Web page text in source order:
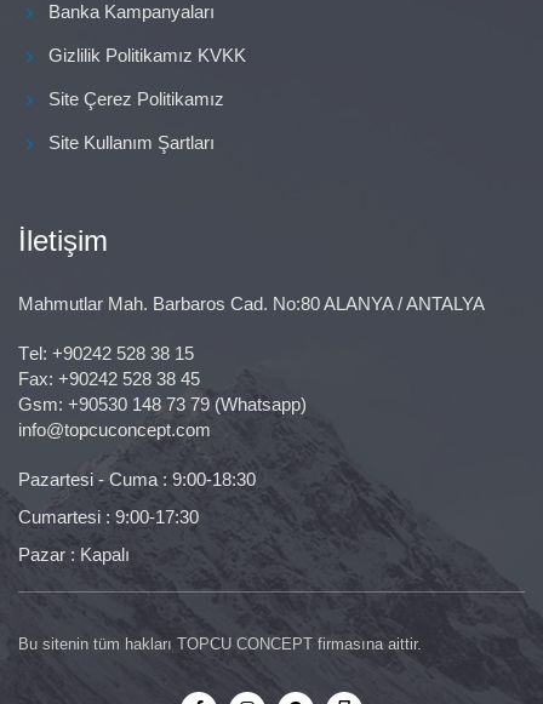
Banka Kampanyaları
Gizlilik Politikamız KVKK
Site Çerez Politikamız
Site Kullanım Şartları
İletişim
Mahmutlar Mah. Barbaros Cad. No:80 ALANYA / ANTALYA
Тel: +90242 528 38 15
Fax: +90242 528 38 45
Gsm: +90530 148 73 79 (Whatsapp)
info@topcuconcept.com
Pazartesi - Cuma : 9:00-18:30
Cumartesi : 9:00-17:30
Pazar : Kapalı
Bu sitenin tüm hakları TOPCU CONCEPT firmasına aittir.